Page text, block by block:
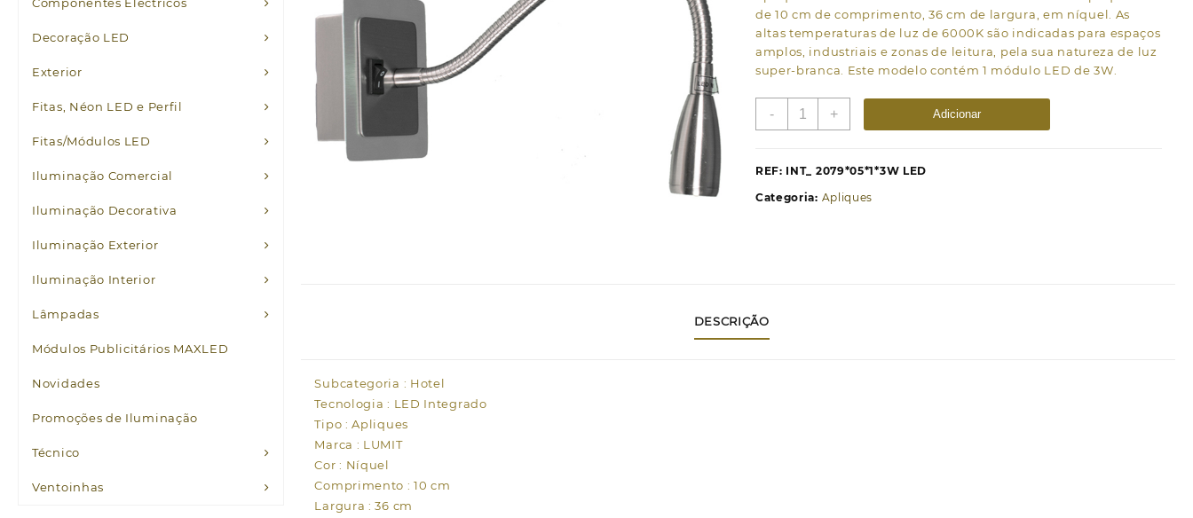
Decoração LED
Exterior
Fitas, Néon LED e Perfil
Fitas/Módulos LED
Iluminação Comercial
Iluminação Decorativa
Iluminação Exterior
Iluminação Interior
Lâmpadas
Módulos Publicitários MAXLED
Novidades
Promoções de Iluminação
Técnico
Ventoinhas
de 10 cm de comprimento, 36 cm de largura, em níquel. As
altas temperaturas de luz de 6000K são indicadas para espaços
amplos, industriais e zonas de leitura, pela sua natureza de luz
super-branca. Este modelo contém 1 módulo LED de 3W.
-
Quantidade
LED
+ Adicionar
REF: INT_ 2079*05*1*3W LED
Categoria: Apliques
DESCRIÇÃO
Subcategoria : Hotel
Tecnologia : LED Integrado
Tipo : Apliques
Marca : LUMIT
Cor : Níquel
Comprimento : 10 cm
Largura : 36 cm